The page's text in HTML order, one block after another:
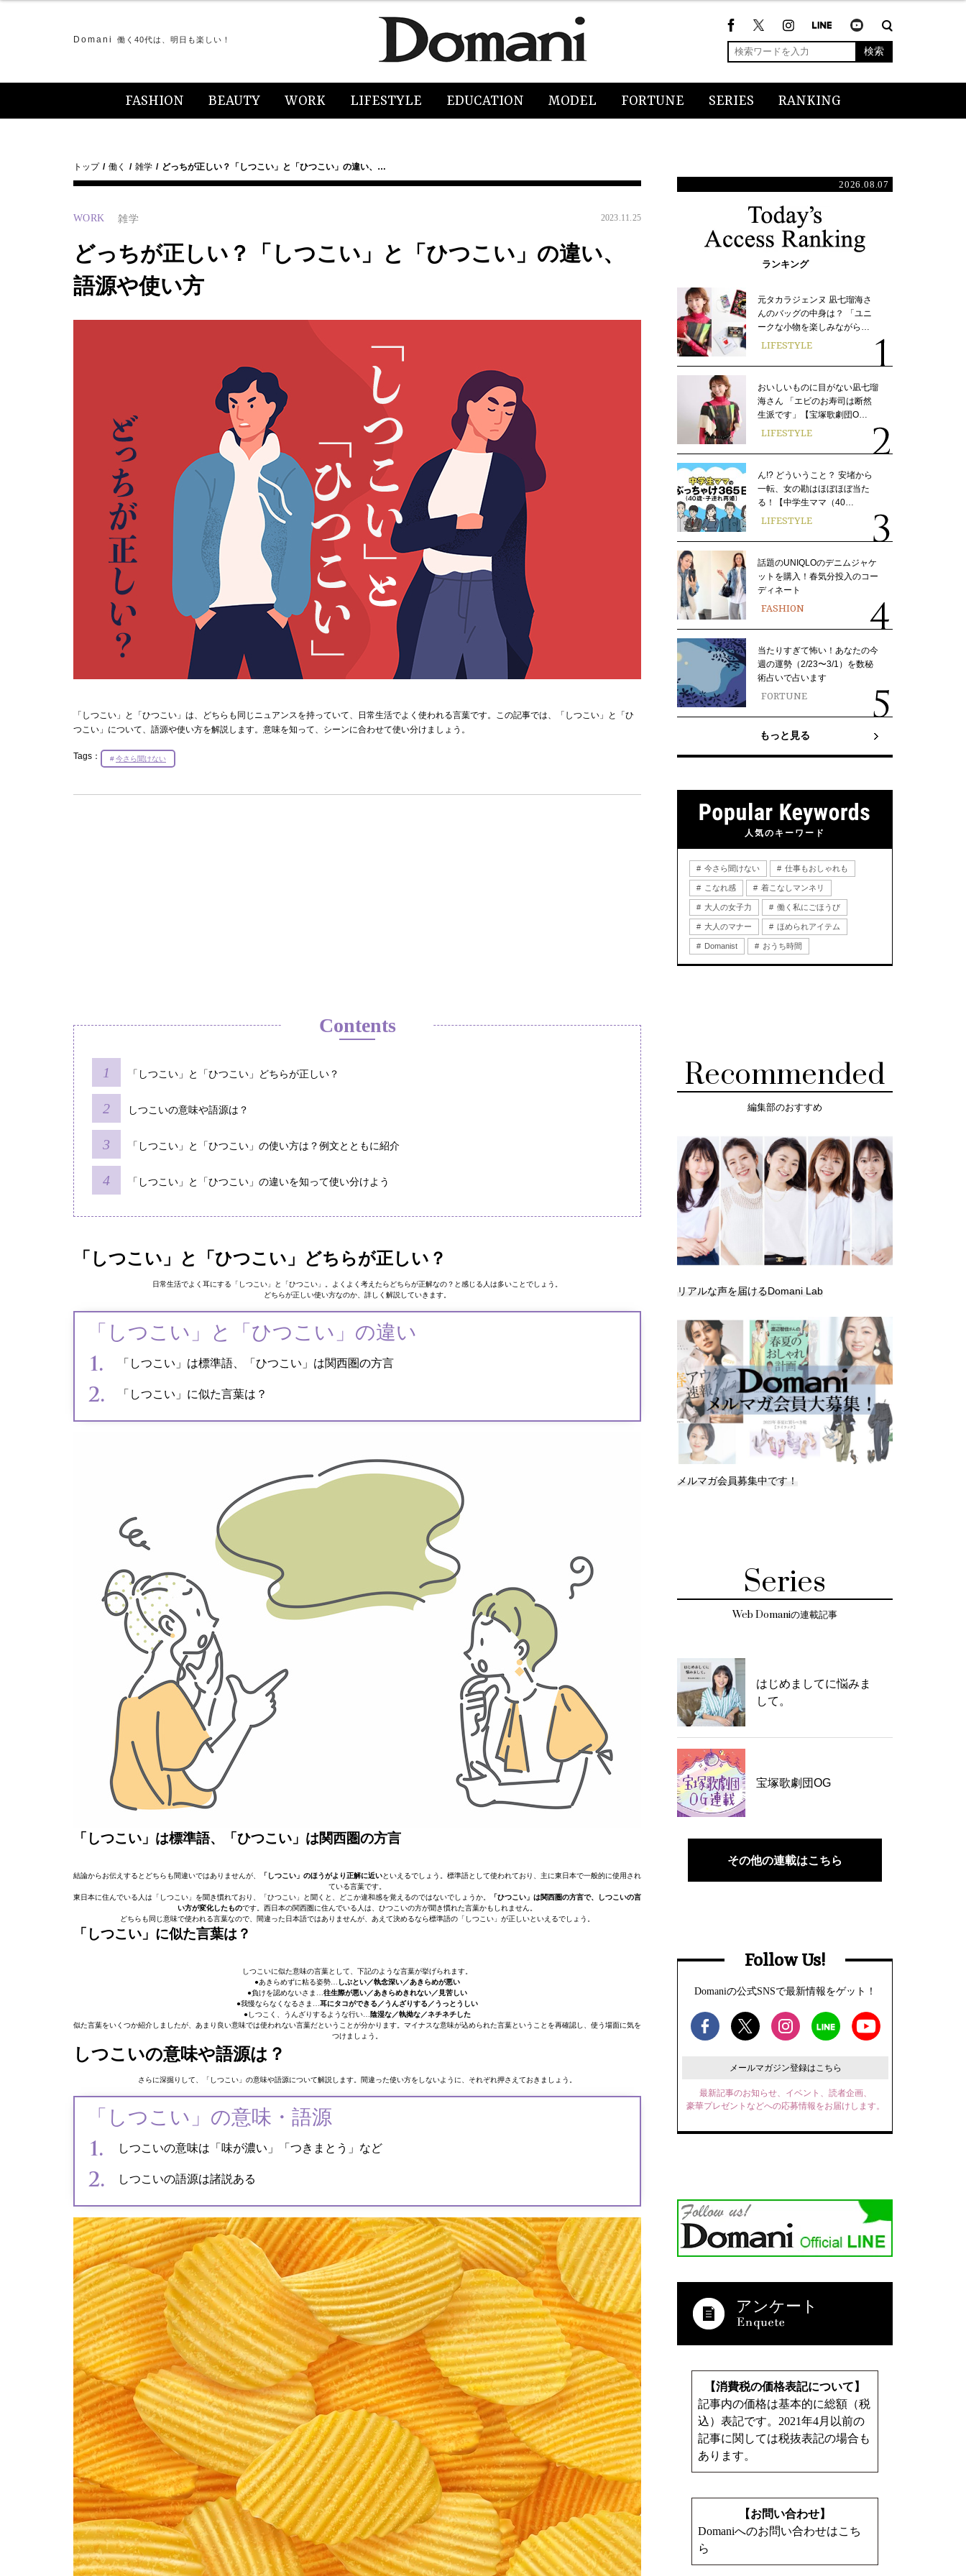
Domani 働く40代は、明日も楽しい！
検索
FASHION BEAUTY WORK LIFESTYLE EDUCATION MODEL FORTUNE SERIES RANKING
トップ 働く 雑学 どっちが正しい？「しつこい」と「ひつこい」の違い、…
WORK 雑学 2023.11.25
どっちが正しい？「しつこい」と「ひつこい」の違い、
語源や使い方
「しつこい」と「ひつこい」は、どちらも同じニュアンスを持っていて、日常生活でよく使われる言葉です。この記事では、「しつこい」と「ひ
つこい」について、語源や使い方を解説します。意味を知って、シーンに合わせて使い分けましょう。
Tags： 今さら聞けない
Contents
「しつこい」と「ひつこい」どちらが正しい？
しつこいの意味や語源は？
「しつこい」と「ひつこい」の使い方は？例文とともに紹介
「しつこい」と「ひつこい」の違いを知って使い分けよう
「しつこい」と「ひつこい」どちらが正しい？
日常生活でよく耳にする「しつこい」と「ひつこい」。よくよく考えたらどちらが正解なの？と感じる人は多いことでしょう。
どちらが正しい使い方なのか、詳しく解説していきます。
「しつこい」と「ひつこい」の違い
「しつこい」は標準語、「ひつこい」は関西圏の方言
「しつこい」に似た言葉は？
「しつこい」は標準語、「ひつこい」は関西圏の方言
結論からお伝えするとどちらも間違いではありませんが、 「しつこい」のほうがより正解に近いといえるでしょう。標準語として使われており、主に東日本で一般的に使用され
ている言葉です。
東日本に住んでいる人は「しつこい」を聞き慣れており、「ひつこい」と聞くと、どこか違和感を覚えるのではないでしょうか。
「ひつこい」は関西圏の方言で、しつこいの言
い方が変化したものです。西日本の関西圏に住んでいる人は、ひつこいの方が聞き慣れた言葉かもしれません。
どちらも同じ意味で使われる言葉なので、間違った日本語ではありませんが、あえて決めるなら標準語の「しつこい」が正しいといえるでしょう。
「しつこい」に似た言葉は？
しつこいに似た意味の言葉として、下記のような言葉が挙げられます。
●あきらめずに粘る姿勢…
しぶとい／執念深い／あきらめが悪い
●負けを認めないさま… 往生際が悪い／あきらめきれない／見苦しい
●我慢ならなくなるさま… 耳にタコができる／うんざりする／うっとうしい
●しつこく、うんざりするような行い… 陰湿な／執拗な／ネチネチした
似た言葉をいくつか紹介しましたが、あまり良い意味では使われない言葉だということが分かります。マイナスな意味が込められた言葉ということを再確認し、使う場面に気を
つけましょう。
しつこいの意味や語源は？
さらに深掘りして、「しつこい」の意味や語源について解説します。間違った使い方をしないように、それぞれ押さえておきましょう。
「しつこい」の意味・語源
しつこいの意味は「味が濃い」「つきまとう」など
しつこいの語源は諸説ある
2026.08.07
ランキング
元タカラジェンヌ 凪七瑠海さ
んのバッグの中身は？ 「ユニ
ークな小物を楽しみながら…
LIFESTYLE
おいしいものに目がない凪七瑠
海さん 「エビのお寿司は断然
生派です」【宝塚歌劇団O…
LIFESTYLE
ん!? どういうこと？ 安堵から
一転、女の勘はほぼほぼ当た
る！【中学生ママ（40…
LIFESTYLE
話題のUNIQLOのデニムジャケ
ットを購入！春気分投入のコー
ディネート
FASHION
当たりすぎて怖い！あなたの今
週の運勢（2/23〜3/1）を数秘
術占いで占います
FORTUNE
もっと見る
人気のキーワード
今さら聞けない 仕事もおしゃれも
こなれ感 着こなしマンネリ
大人の女子力 働く私にごほうび
大人のマナー ほめられアイテム
Domanist おうち時間
Recommended
編集部のおすすめ
リアルな声を届けるDomani Lab
メルマガ会員募集中です！
Series
Web Domaniの連載記事
はじめましてに悩みま
して。
宝塚歌劇団OG
その他の連載はこちら
Follow Us!
Domaniの公式SNSで最新情報をゲット！
メールマガジン登録はこちら
最新記事のお知らせ、イベント、読者企画、
豪華プレゼントなどへの応募情報をお届けします。
アンケート
【消費税の価格表記について】
記事内の価格は基本的に総額（税
込）表記です。2021年4月以前の
記事に関しては税抜表記の場合も
あります。
【お問い合わせ】
Domaniへのお問い合わせはこち
ら